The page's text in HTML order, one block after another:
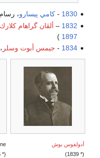
1830
-كامي پيسارو، رسام
1832
– ألڤان گراهام كلارك
1897
)
1834
- جيمس أبوت وسلر
أدولفوس بوش
(* 1839)
(* 1875)